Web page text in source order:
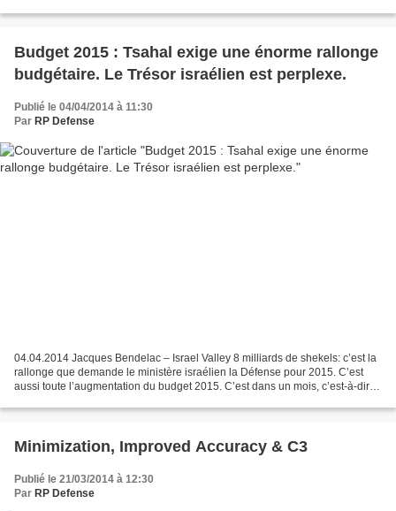
Budget 2015 : Tsahal exige une énorme rallonge
budgétaire. Le Trésor israélien est perplexe.
Publié le 04/04/2014 à 11:30
Par RP Defense
04.04.2014 Jacques Bendelac – Israel Valley 8 milliards de shekels: c’est la
rallonge que demande le ministère israélien la Défense pour 2015. C’est
aussi toute l’augmentation du budget 2015. C’est dans un mois, c’est-à-dire
Minimization, Improved Accuracy & C3
Publié le 21/03/2014 à 12:30
Par RP Defense